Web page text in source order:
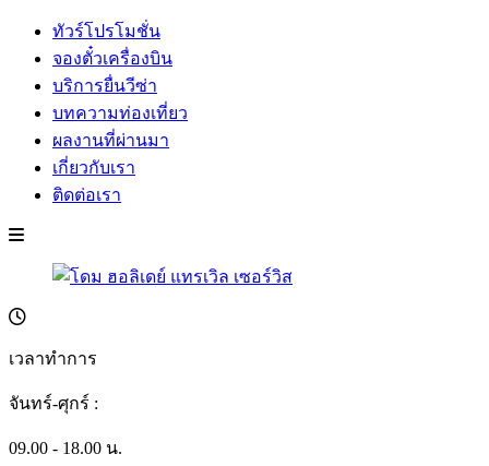
ทัวร์โปรโมชั่น
จองตั๋วเครื่องบิน
บริการยื่นวีซ่า
บทความท่องเที่ยว
ผลงานที่ผ่านมา
เกี่ยวกับเรา
ติดต่อเรา
เวลาทำการ
จันทร์-ศุกร์ :
09.00 - 18.00 น.